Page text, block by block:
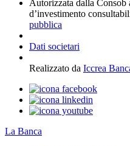
Autorizzata dalla Consob
d’investimento
pubblica
Dati societari
Realizzato da Iccrea
La Banca